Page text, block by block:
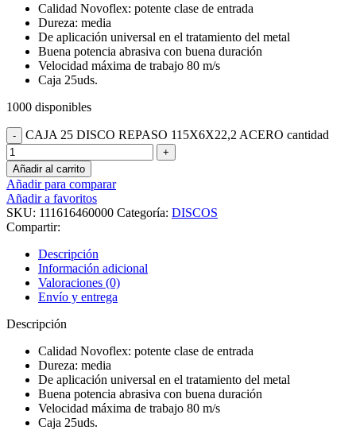
Calidad Novoflex: potente clase de entrada
Dureza: media
De aplicación universal en el tratamiento del metal
Buena potencia abrasiva con buena duración
Velocidad máxima de trabajo 80 m/s
Caja 25uds.
1000 disponibles
CAJA 25 DISCO REPASO 115X6X22,2 ACERO cantidad
Añadir al carrito
Añadir para comparar
Añadir a favoritos
SKU: 111616460000 Categoría: DISCOS
Compartir:
Descripción
Información adicional
Valoraciones (0)
Envío y entrega
Descripción
Calidad Novoflex: potente clase de entrada
Dureza: media
De aplicación universal en el tratamiento del metal
Buena potencia abrasiva con buena duración
Velocidad máxima de trabajo 80 m/s
Caja 25uds.